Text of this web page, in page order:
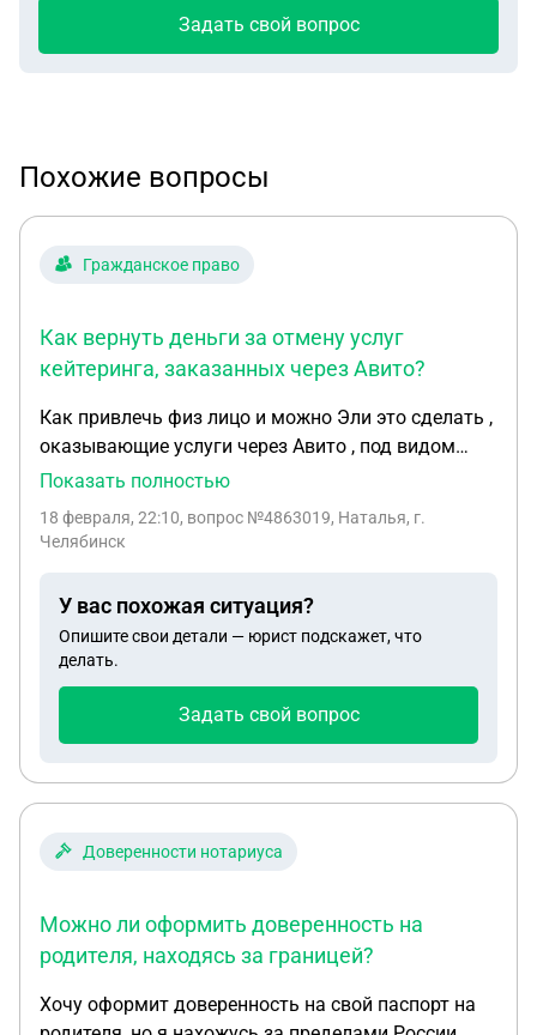
Задать свой вопрос
Похожие вопросы
Гражданское право
Как вернуть деньги за отмену услуг
кейтеринга, заказанных через Авито?
Как привлечь физ лицо и можно Эли это сделать ,
оказывающие услуги через Авито , под видом
кейтеринга, взявшее деньги за проведение
и не вернула деньги
Показать полностью
18 февраля, 22:10, вопрос №4863019, Наталья, г.
Челябинск
У вас похожая ситуация?
Опишите свои детали — юрист подскажет, что
делать.
Задать свой вопрос
Доверенности нотариуса
Можно ли оформить доверенность на
родителя, находясь за границей?
Хочу оформит доверенность на свой паспорт на